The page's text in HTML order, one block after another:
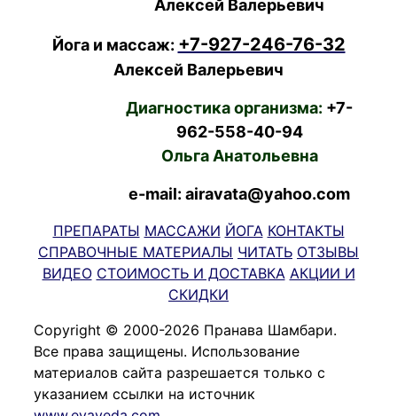
Алексей Валерьевич
Йога и массаж: +7-927-246-76-32
Алексей Валерьевич
Диагностика организма: +7-
962-558-40-94
Ольга Анатольевна
e-mail: airavata@yahoo.com
ПРЕПАРАТЫ МАССАЖИ ЙОГА КОНТАКТЫ
СПРАВОЧНЫЕ МАТЕРИАЛЫ ЧИТАТЬ ОТЗЫВЫ
ВИДЕО СТОИМОСТЬ И ДОСТАВКА АКЦИИ И
СКИДКИ
Copyright © 2000-2026 Пранава Шамбари.
Все права защищены. Использование
материалов сайта разрешается только с
указанием ссылки на источник